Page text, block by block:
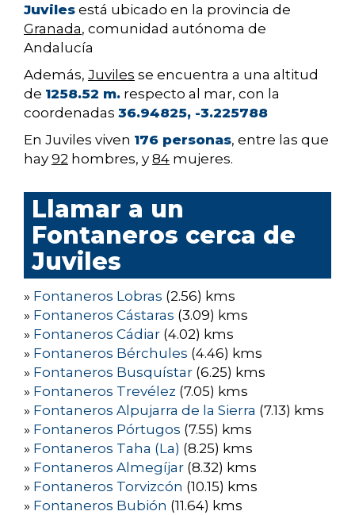
Juviles está ubicado en la provincia de
Granada, comunidad autónoma de
Andalucía
Además, Juviles se encuentra a una altitud
de 1258.52 m. respecto al mar, con la
coordenadas 36.94825, -3.225788
En Juviles viven 176 personas, entre las que
hay 92 hombres, y 84 mujeres.
Llamar a un
Fontaneros cerca de
Juviles
» Fontaneros Lobras (2.56) kms
» Fontaneros Cástaras (3.09) kms
» Fontaneros Cádiar (4.02) kms
» Fontaneros Bérchules (4.46) kms
» Fontaneros Busquístar (6.25) kms
» Fontaneros Trevélez (7.05) kms
» Fontaneros Alpujarra de la Sierra (7.13) kms
» Fontaneros Pórtugos (7.55) kms
» Fontaneros Taha (La) (8.25) kms
» Fontaneros Almegíjar (8.32) kms
» Fontaneros Torvizcón (10.15) kms
» Fontaneros Bubión (11.64) kms